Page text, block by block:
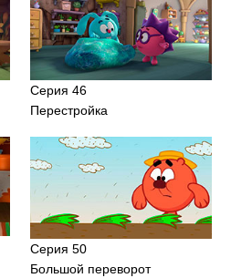
Серия 46
Перестройка
Серия 50
Большой переворот